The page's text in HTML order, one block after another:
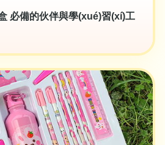
必備的伙伴與學(xué)習(xí)工